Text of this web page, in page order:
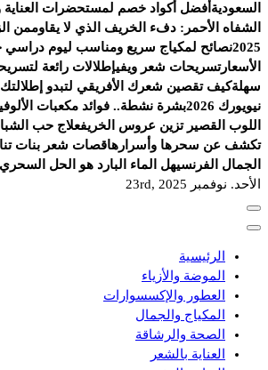
السعودية أفضل أكواد خصم لمستحضرات العناية
الشفاه الأحمر: دفء الخريف الذي لا يقاوممن
2025نصائح لمكياج سريع ومناسب ليوم دراسي
الأسعارتسريحات شعر ويفيإطلالات رائعة
سهلةكيف تقصين شعرك الأفريقي لتبدو
نيويورك 2026
بشرة نشطة.. فوائد مكعبات
اللوب القصير تزين عروس الخريفعلاج حب
تكشف عن سحرها وأسرارهاقصات شعر بنات
الجمال الفرنسيهل الماء البارد هو الحل
الأحد. نوفمبر 23rd, 2025
الرئيسية
الموضة والأزياء
العطور والإكسسوارات
المكياج والجمال
الصحة والرشاقة
العناية بالشعر